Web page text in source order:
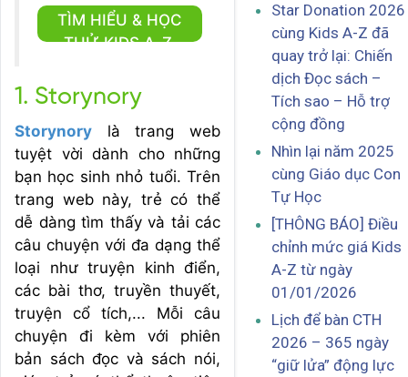
TÌM HIỂU & HỌC
THỬ KIDS A-Z
1. Storynory
Storynory là trang web
tuyệt vời dành cho những
bạn học sinh nhỏ tuổi. Trên
trang web này, trẻ có thể
dễ dàng tìm thấy và tải các
câu chuyện với đa dạng thể
loại như truyện kinh điển,
các bài thơ, truyền thuyết,
truyện cổ tích,... Mỗi câu
chuyện đi kèm với phiên
bản sách đọc và sách nói,
Star Donation 2026
cùng Kids A-Z đã
quay trở lại: Chiến
dịch Đọc sách –
Tích sao – Hỗ trợ
cộng đồng
Nhìn lại năm 2025
cùng Giáo dục Con
Tự Học
[THÔNG BÁO] Điều
chỉnh mức giá Kids
A-Z từ ngày
01/01/2026
Lịch để bàn CTH
2026 – 365 ngày
“giữ lửa” động lực